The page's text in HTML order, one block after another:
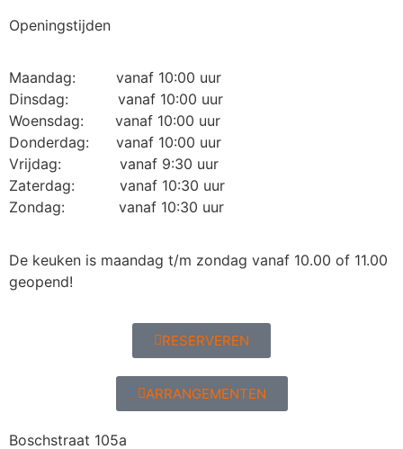
Openingstijden
Maandag: vanaf 10:00 uur
Dinsdag: vanaf 10:00 uur
Woensdag: vanaf 10:00 uur
Donderdag: vanaf 10:00 uur
Vrijdag: vanaf 9:30 uur
Zaterdag: vanaf 10:30 uur
Zondag: vanaf 10:30 uur
De keuken is maandag t/m zondag vanaf 10.00 of 11.00
geopend!
RESERVEREN
ARRANGEMENTEN
Boschstraat 105a